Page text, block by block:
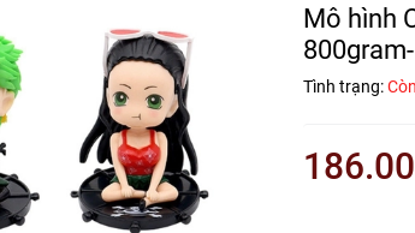
Mô hình
Tình trạng: